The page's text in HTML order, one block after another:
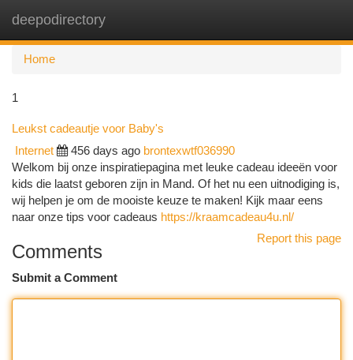
deepodirectory
Home
1
Leukst cadeautje voor Baby's
Internet 456 days ago brontexwtf036990
Welkom bij onze inspiratiepagina met leuke cadeau ideeën voor
kids die laatst geboren zijn in Mand. Of het nu een uitnodiging is,
wij helpen je om de mooiste keuze te maken! Kijk maar eens
naar onze tips voor cadeaus https://kraamcadeau4u.nl/
Report this page
Comments
Submit a Comment